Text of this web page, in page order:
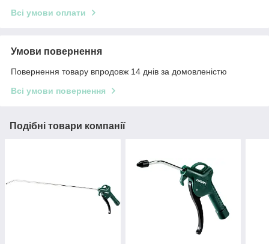
Всі умови оплати
Умови повернення
Повернення товару впродовж 14 днів за домовленістю
Всі умови повернення
Подібні товари компанії